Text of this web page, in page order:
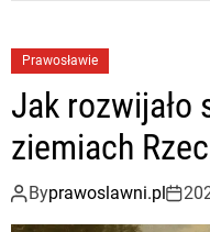
Prawosławie
Jak rozwijało
ziemiach
Byprawoslawni.pl